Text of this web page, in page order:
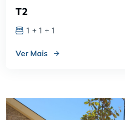
T2
1 + 1 + 1
Ver Mais